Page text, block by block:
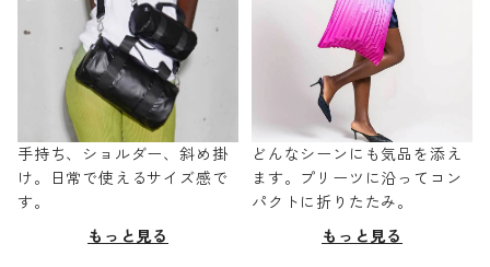
手持ち、ショルダー、斜め掛
け。日常で使えるサイズ感で
す。
もっと見る
どんなシーンにも気品を添え
ます。プリーツに沿ってコン
パクトに折りたたみ。
もっと見る